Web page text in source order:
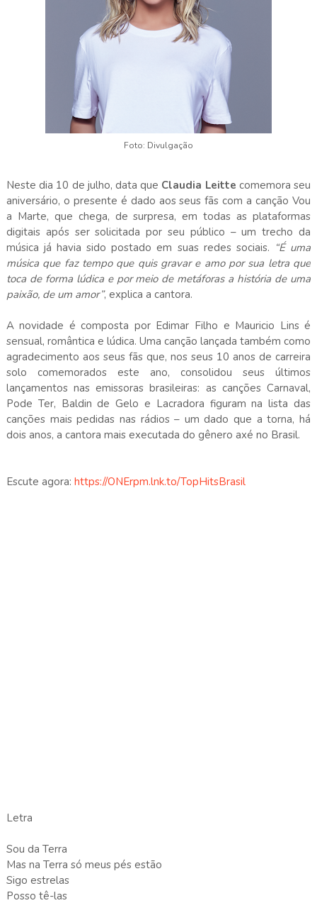
Foto: Divulgação
Neste dia 10 de julho, data que Claudia Leitte comemora seu
aniversário, o presente é dado aos seus fãs com a canção Vou
a Marte, que chega, de surpresa, em todas as plataformas
digitais após ser solicitada por seu público – um trecho da
música já havia sido postado em suas redes sociais. “É uma
música que faz tempo que quis gravar e amo por sua letra que
toca de forma lúdica e por meio de metáforas a história de uma
paixão, de um amor”, explica a cantora.
A novidade é composta por Edimar Filho e Mauricio Lins é
sensual, romântica e lúdica. Uma canção lançada também como
agradecimento aos seus fãs que, nos seus 10 anos de carreira
solo comemorados este ano, consolidou seus últimos
lançamentos nas emissoras brasileiras: as canções Carnaval,
Pode Ter, Baldin de Gelo e Lacradora figuram na lista das
canções mais pedidas nas rádios – um dado que a torna, há
dois anos, a cantora mais executada do gênero axé no Brasil.
Escute agora: https://ONErpm.lnk.to/TopHitsBrasil
Letra
Sou da Terra
Mas na Terra só meus pés estão
Sigo estrelas
Posso tê-las